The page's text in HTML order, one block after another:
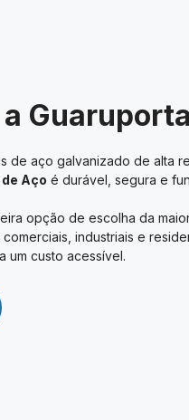
de aço galvanizado de alta
Aço é durável, segura e
opção de escolha da
industriais e
um custo acessível.